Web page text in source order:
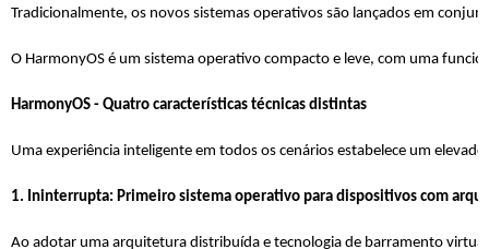
Tradicionalmente, os novos sistemas operativos são lançados em
O HarmonyOS é um sistema operativo compacto e leve, com uma
HarmonyOS - Quatro características técnicas distintas
Uma experiência inteligente em todos os cenários estabelece um
1. Ininterrupta: Primeiro sistema operativo para dispositivos com
Ao adotar uma arquitetura distribuída e tecnologia de barramento